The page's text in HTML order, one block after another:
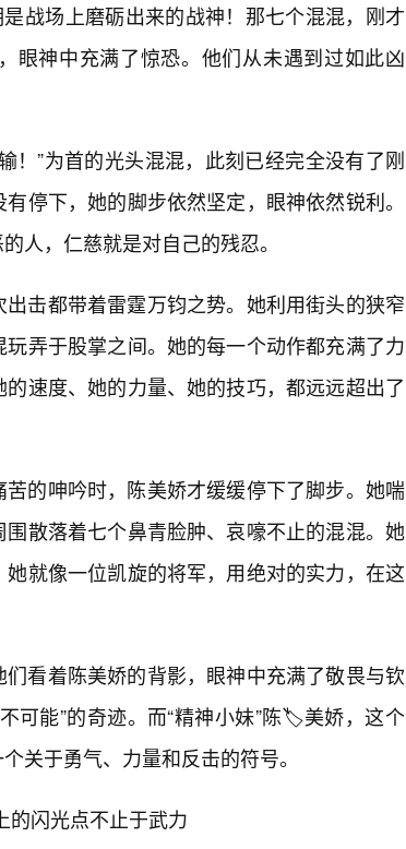
战场上磨砺出来的战神！那七个混混，刚才
眼神中充满了惊恐。他们从未遇到过如此凶
”为首的光头混混，此刻已经完全没有了刚
停下，她的脚步依然坚定，眼神依然锐利。
人，仁慈就是对自己的残忍。
击都带着雷霆万钧之势。她利用街头的狭窄
弄于股掌之间。她的每一个动作都充满了力
速度、她的力量、她的技巧，都远远超出了
的呻吟时，陈美娇才缓缓停下了脚步。她喘
散落着七个鼻青脸肿、哀嚎不止的混混。她
就像一位凯旋的将军，用绝对的实力，在这
看着陈美娇的背影，眼神中充满了敬畏与钦
可能”的奇迹。而“精神小妹”陈🏷️美娇，这个
关于勇气、力量和反击的符号。
的闪光点不止于武力